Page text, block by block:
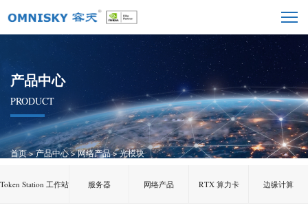
产品中心
PRODUCT
首页>产品中心>网络产品>光模块
Token Station 工作站 服务器 网络产品 RTX 算力卡 边缘计算